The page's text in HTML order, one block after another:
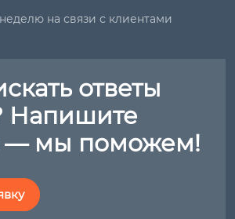
на связи с клиентами
ответы
Напишите
— мы поможем!